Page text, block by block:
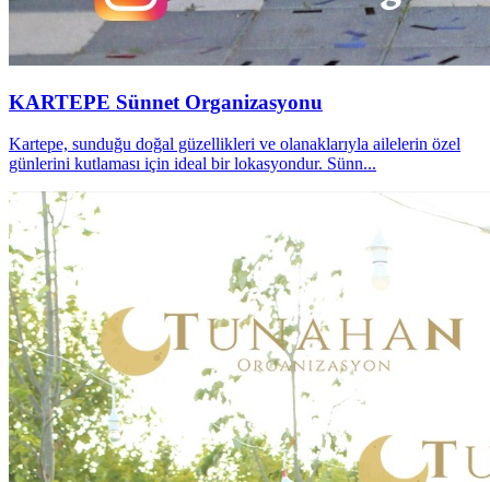
KARTEPE Sünnet Organizasyonu
Kartepe, sunduğu doğal güzellikleri ve olanaklarıyla ailelerin özel
günlerini kutlaması için ideal bir lokasyondur. Sünn...